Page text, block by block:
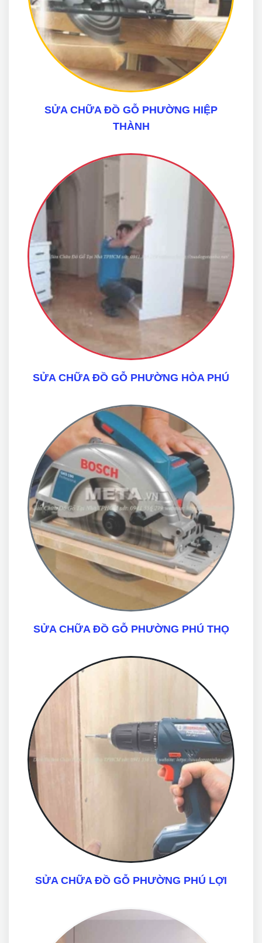
SỬA CHỮA ĐỒ GỖ PHƯỜNG HIỆP
THÀNH
SỬA CHỮA ĐỒ GỖ PHƯỜNG HÒA PHÚ
SỬA CHỮA ĐỒ GỖ PHƯỜNG PHÚ THỌ
SỬA CHỮA ĐỒ GỖ PHƯỜNG PHÚ LỢI